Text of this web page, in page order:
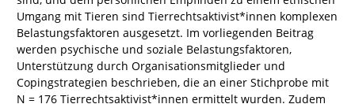
Umgang mit Tieren sind Tierrechtsaktivist*innen komplexen
Belastungsfaktoren ausgesetzt. Im vorliegenden Beitrag
werden psychische und soziale Belastungsfaktoren,
Unterstützung durch Organisationsmitglieder und
Copingstrategien beschrieben, die an einer Stichprobe mit
N = 176 Tierrechtsaktivist*innen ermittelt wurden. Zudem